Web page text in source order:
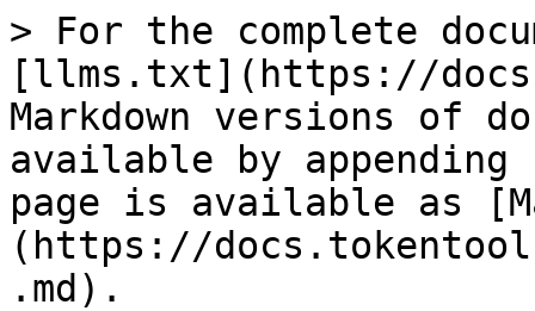
> For the complete
[llms.txt](https://
Markdown versions of
available by
page is available as
(https://
.md).